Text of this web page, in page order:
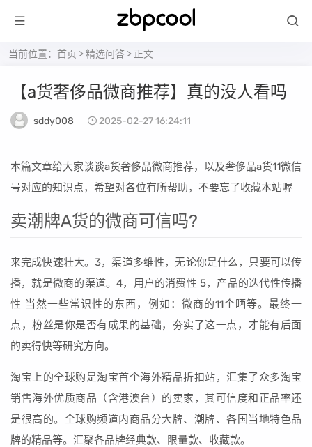
当前位置： 首页 >精选问答 > 正文
【a货奢侈品微商推荐】真的没人看吗
sddy008 2025-02-27 16:24:11
本篇文章给大家谈谈a货奢侈品微商推荐，以及奢侈品a货11微信
号对应的知识点，希望对各位有所帮助，不要忘了收藏本站喔
卖潮牌A货的微商可信吗?
来完成快速壮大。3，渠道多维性，无论你是什么，只要可以传
播，就是微商的渠道。4，用户的消费性 5，产品的迭代性传播
性 当然一些常识性的东西，例如：微商的11个晒等。最终一
点，粉丝是你是否有成果的基础，夯实了这一点，才能有后面
的卖得快等研究方向。
淘宝上的全球购是淘宝首个海外精品折扣站，汇集了众多淘宝
销售海外优质商品（含港澳台）的卖家，其可信度和正品率还
是很高的。全球购频道内商品分大牌、潮牌、各国当地特色品
牌的精品等。汇聚各品牌经典款、限量款、收藏款。